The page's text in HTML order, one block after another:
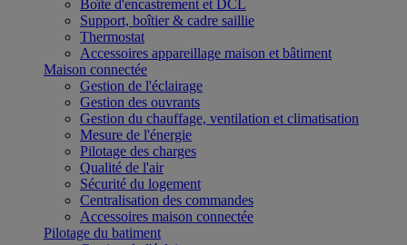
Boîte d'encastrement et DCL
Support, boîtier & cadre saillie
Thermostat
Accessoires appareillage maison et bâtiment
Maison connectée
Gestion de l'éclairage
Gestion des ouvrants
Gestion du chauffage, ventilation et climatisation
Mesure de l'énergie
Pilotage des charges
Qualité de l'air
Sécurité du logement
Centralisation des commandes
Accessoires maison connectée
Pilotage du batiment